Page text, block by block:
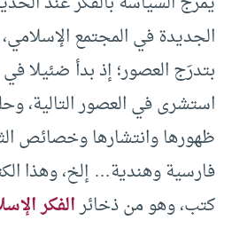
الجديدة في المجتمع
بتدرَج العصور؛ إذ بدأ ضئيلا في
استشرى في العصور التالية،
ظهورها وانتشارها وخصائص
فارسية وهندية… إلخ، وهذا
كتب، وهو من ذخائرالفكر